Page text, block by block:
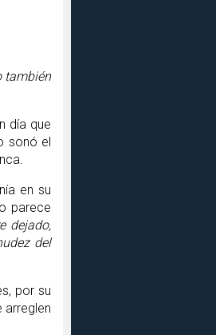
también
día que
sonó el
en su
parece
dejado,
del
por su
arreglen